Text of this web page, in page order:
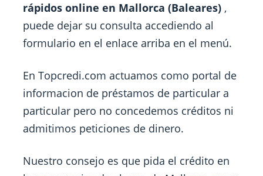
rápidos online en Mallorca (Baleares) ,
puede dejar su consulta accediendo al
formulario en el enlace arriba en el menú.
En Topcredi.com actuamos como portal de
informacion de préstamos de particular a
particular pero no concedemos créditos ni
admitimos peticiones de dinero.
Nuestro consejo es que pida el crédito en